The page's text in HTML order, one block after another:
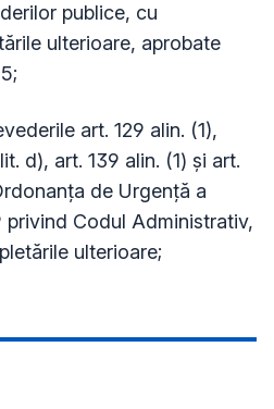
publice, cu
ulterioare, aprobate
art. 129 alin. (1),
d), art. 139 alin. (1) și art.
de Urgență a
privind Codul Administrativ,
ulterioare;